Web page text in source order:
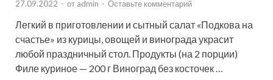
27.09.2022 - от admin - Оставьте комментарий
Легкий в приготовлении и сытный салат «Подкова на
счастье» из курицы, овощей и винограда украсит
любой праздничный стол. Продукты (на 2 порции)
Филе куриное — 200 г Виноград без косточек …